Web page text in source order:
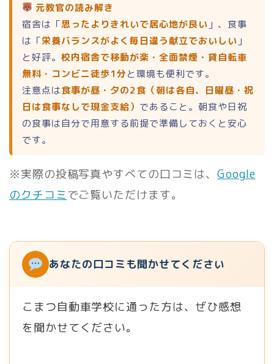
元教官の読み解き
宿舎は「思ったよりきれいで居心地が良い 」、食事
は「栄養バランスがよく毎日違う献立でおいしい 」
と好評。 校内宿舎で移動が楽・全面禁煙・貸自転車
無料・コンビニ徒歩1分と環境も便利です。
注意点は食事が昼・夕の2食（朝は各自、日曜昼・祝
日は食事なしで現金支給） であること。朝食や日祝
の食事は自分で用意する前提で準備しておくと安心
です。
※実際の投稿写真やすべての口コミは、Google
のクチコミでご覧いただけます。
あなたの口コミも聞かせてください
こまつ自動車学校に通った方は、ぜひ感想
を聞かせてください。